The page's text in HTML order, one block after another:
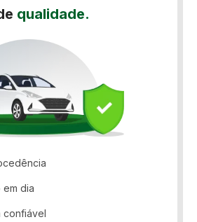
cor do veículo
qualidade.
em dia
confiável